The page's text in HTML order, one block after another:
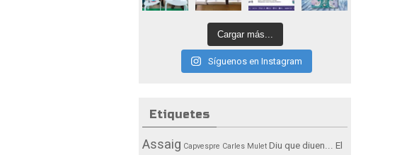
Cargar más...
Síguenos en Instagram
Etiquetes
Assaig Capvespre Carles Mulet Diu que diuen...
El